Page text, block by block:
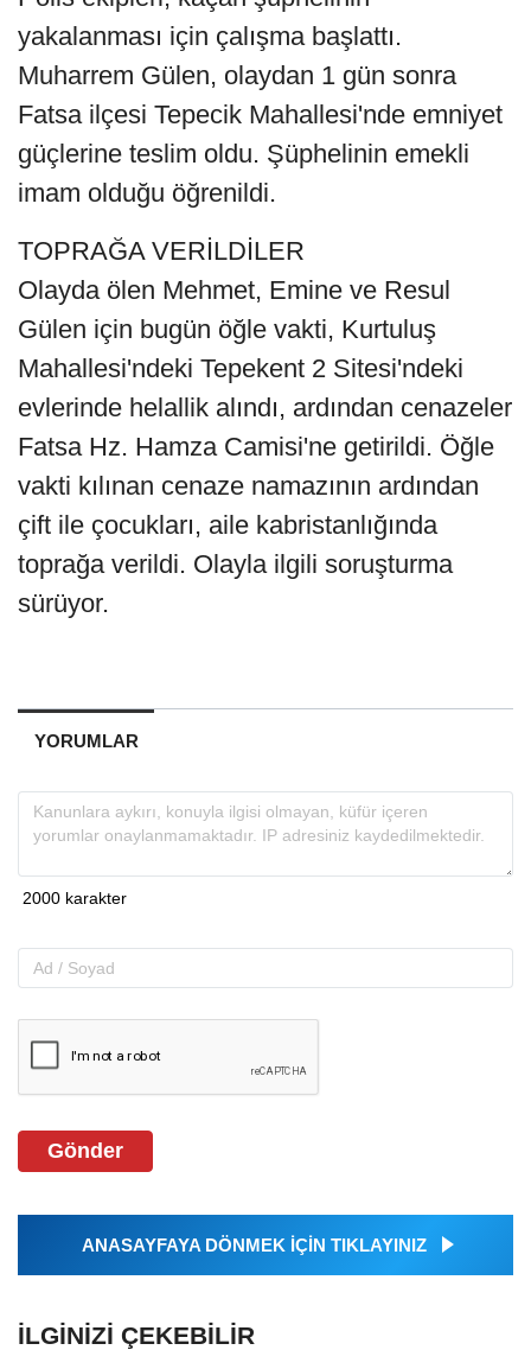
yakalanması için çalışma başlattı.
Muharrem Gülen, olaydan 1 gün sonra
Fatsa ilçesi Tepecik Mahallesi'nde emniyet
güçlerine teslim oldu. Şüphelinin emekli
imam olduğu öğrenildi.
TOPRAĞA VERİLDİLER
Olayda ölen Mehmet, Emine ve Resul
Gülen için bugün öğle vakti, Kurtuluş
Mahallesi'ndeki Tepekent 2 Sitesi'ndeki
evlerinde helallik alındı, ardından cenazeler
Fatsa Hz. Hamza Camisi'ne getirildi. Öğle
vakti kılınan cenaze namazının ardından
çift ile çocukları, aile kabristanlığında
toprağa verildi. Olayla ilgili soruşturma
sürüyor.
YORUMLAR
Gönder
ANASAYFAYA DÖNMEK İÇİN TIKLAYINIZ
İLGINIZI ÇEKEBILIR